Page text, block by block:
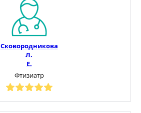
Сковородникова
Л.
Е.
Фтизиатр